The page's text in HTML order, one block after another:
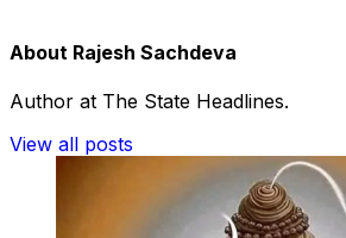
About Rajesh Sachdeva
Author at The State Headlines.
View all posts